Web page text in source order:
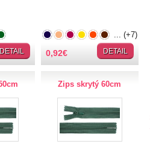
DETAIL
... (+18)
0,92€ DETAIL
... (+7)
Zips skrytý 60cm